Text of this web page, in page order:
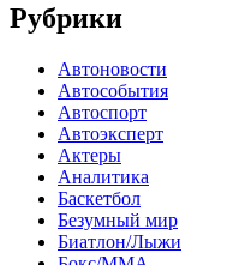
Рубрики
Автоновости
Автособытия
Автоспорт
Автоэксперт
Актеры
Аналитика
Баскетбол
Безумный мир
Биатлон/Лыжи